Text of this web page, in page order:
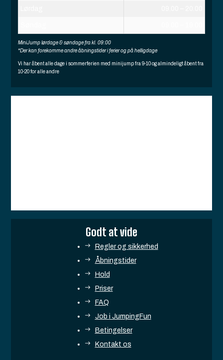
MiniJump lørdage & søndage fra kl. 09:00
*Der kan forekomme andre åbningstider i ferier og på helligdage
Vi har åbent alle dage i sommerferien med minijump fra 9-10 og almindeligt åbent fra
10-20 for alle andre
Godt at vide
Regler og sikkerhed
Åbningstider
Hold
Priser
FAQ
Job i JumpingFun
Betingelser
Kontakt os